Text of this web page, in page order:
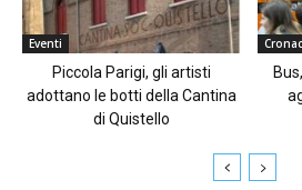
Eventi
Piccola Parigi, gli artisti
adottano le botti della Cantina
di Quistello